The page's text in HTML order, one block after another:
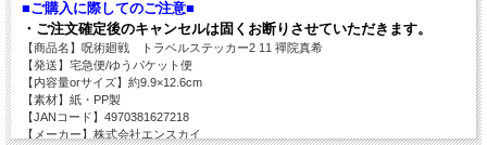
■ご購入に際してのご注意■
・ご注文確定後のキャンセルは固くお断りさせていただきます。
【商品名】呪術廻戦 トラベルステッカー2 11 禪院真希
【発送】宅急便/ゆうパケット便
【内容量orサイズ】約9.9×12.6cm
【素材】紙・PP製
【JANコード】 4970381627218
【メーカー】株式会社エンスカイ